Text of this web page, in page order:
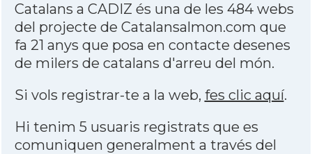
Catalans a CADIZ és una de les 484 webs
del projecte de Catalansalmon.com que
fa 21 anys que posa en contacte desenes
de milers de catalans d'arreu del món.
Si vols registrar-te a la web, fes clic aquí.
Hi tenim 5 usuaris registrats que es
comuniquen generalment a través del